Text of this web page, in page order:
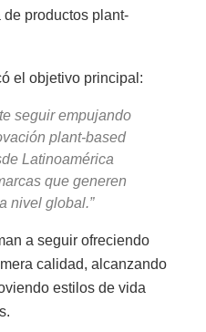
de productos plant-
el objetivo principal:
seguir empujando
plant-based
Latinoamérica
que generen
nivel global.”
a seguir ofreciendo
calidad, alcanzando
estilos de vida